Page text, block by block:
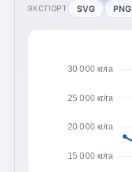
ЭКСПОРТ SVG PNG
15 000 кг/га
20 000 кг/га
25 000 кг/га
30 000 кг/га